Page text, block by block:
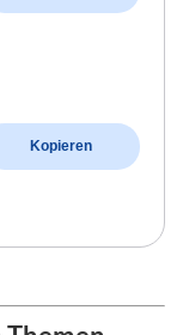
Kopieren